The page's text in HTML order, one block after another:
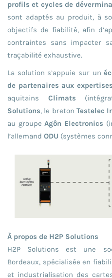
profils et cycles de
sont adaptés au produit, à
objectifs de fiabilité, afin
contraintes sans impacter
traçabilité exhaustive.
La solution s’appuie sur un
de partenaires aux
aquitains Climats
Solutions, le breton Testelec
au groupeAgôn Electronics
l’allemand ODU (systèmes
À propos de H2P Solutions
H2P Solutions est une
Bordeaux, spécialisée en
et industrialisation des